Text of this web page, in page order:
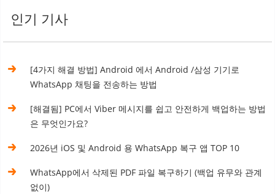
인기 기사
[4가지 해결 방법] Android 에서 Android /삼성 기기로
WhatsApp 채팅을 전송하는 방법
[해결됨] PC에서 Viber 메시지를 쉽고 안전하게 백업하는 방법
은 무엇인가요?
2026년 iOS 및 Android 용 WhatsApp 복구 앱 TOP 10
WhatsApp에서 삭제된 PDF 파일 복구하기 (백업 유무와 관계
없이)